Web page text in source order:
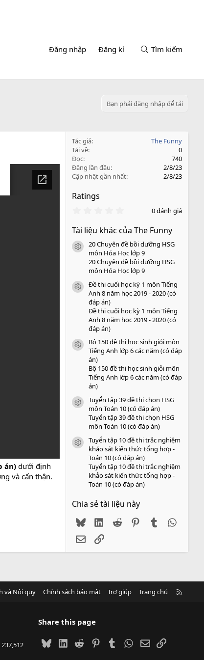
Đăng nhập Đăng kí Tìm kiếm
Bạn phải đăng nhập để tải
án)dưới định
và cẩn thận.
Tác giả
The Funny
Tải về
0
Đọc
740
Đăng lần đầu
2/8/23
Cập nhật gần nhất
2/8/23
Ratings
0
0
s
a
o
0 đánh giá
Tài liệu khác của The Funny
icon tài liệu
20 Chuyên đề bồi dưỡng HSG
môn Hóa Học lớp 9
20 Chuyên đề bồi dưỡng HSG
môn Hóa Học lớp 9
icon tài liệu
Đề thi cuối học kỳ 1 môn Tiếng
Anh 8 năm học 2019 - 2020 (có
đáp án)
Đề thi cuối học kỳ 1 môn Tiếng
Anh 8 năm học 2019 - 2020 (có
đáp án)
icon tài liệu
Bộ 150 đề thi học sinh giỏi môn
Tiếng Anh lớp 6 các năm (có đáp
án)
Bộ 150 đề thi học sinh giỏi môn
Tiếng Anh lớp 6 các năm (có đáp
án)
icon tài liệu
Tuyển tập 39 đề thi chọn HSG
môn Toán 10 (có đáp án)
Tuyển tập 39 đề thi chọn HSG
môn Toán 10 (có đáp án)
icon tài liệu
Tuyển tập 10 đề thi trắc nghiệm
khảo sát kiến thức tổng hợp -
Toán 10 (có đáp án)
Tuyển tập 10 đề thi trắc nghiệm
khảo sát kiến thức tổng hợp -
Toán 10 (có đáp án)
Chia sẻ tài liệu này
BlueskyLinkedIn
Reddit PinterestTumblr
EmailLink
và Nội quy Chính sách bảo mật Trợ giúp Trang chủ
237,512
Share this page
BlueskyLinkedIn
Reddit PinterestTumblrWhatsApp
EmailLink